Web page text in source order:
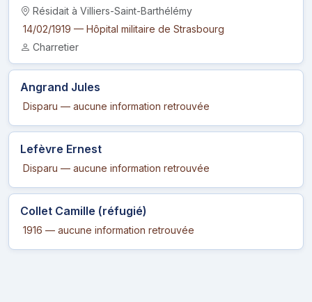
Résidait à Villiers-Saint-Barthélémy
14/02/1919 — Hôpital militaire de Strasbourg
Charretier
Angrand Jules
Disparu — aucune information retrouvée
Lefèvre Ernest
Disparu — aucune information retrouvée
Collet Camille (réfugié)
1916 — aucune information retrouvée